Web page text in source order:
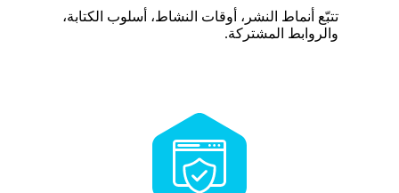
تتبّع أنماط النشر، أوقات النشاط، أسلوب الكتابة،
والروابط المشتركة.